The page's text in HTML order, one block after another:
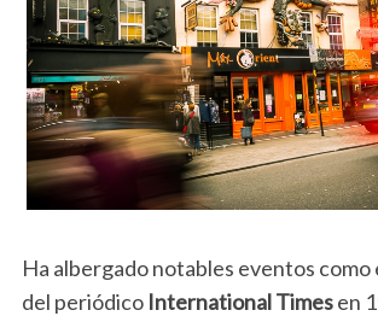
Ha albergado notables eventos como
del periódico International Timesen